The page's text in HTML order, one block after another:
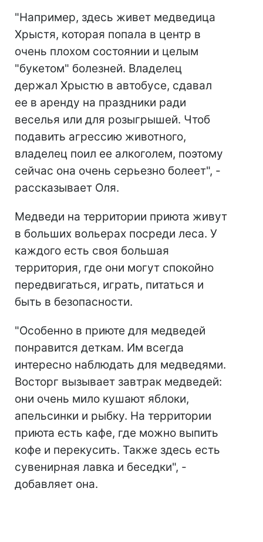
"Например, здесь живет медведица
Хрыстя, которая попала в центр в
очень плохом состоянии и целым
"букетом" болезней. Владелец
держал Хрыстю в автобусе, сдавал
ее в аренду на праздники ради
веселья или для розыгрышей. Чтоб
подавить агрессию животного,
владелец поил ее алкоголем, поэтому
сейчас она очень серьезно болеет", -
рассказывает Оля.
Медведи на территории приюта живут
в больших вольерах посреди леса. У
каждого есть своя большая
территория, где они могут спокойно
передвигаться, играть, питаться и
быть в безопасности.
"Особенно в приюте для медведей
понравится деткам. Им всегда
интересно наблюдать для медведями.
Восторг вызывает завтрак медведей:
они очень мило кушают яблоки,
апельсинки и рыбку. На территории
приюта есть кафе, где можно выпить
кофе и перекусить. Также здесь есть
сувенирная лавка и беседки", -
добавляет она.